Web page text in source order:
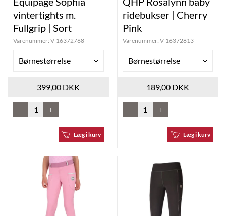
vintertights m.
Fullgrip | Sort
Varenummer: V-16372768
Børnestørrelse
399,00 DKK
- +
Læg i kurv
ridebukser | Cherry
Pink
Varenummer: V-16372813
Børnestørrelse
189,00 DKK
- +
Læg i kurv